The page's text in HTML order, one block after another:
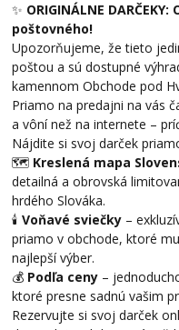
✨ ORIGINÁLNE
poštovného!
Upozorňujeme, že tieto
poštou a sú dostupné
kamennom Obchode pod
Priamo na predajni na vás
a vôní než na internete –
Nájdite si svoj darček
🗺️ Kreslená mapa
detailná a obrovská
hrdého Slováka.
🕯️Voňavé sviečky –
priamo v obchode, ktoré
najlepší výber.
💰 Podľa ceny –
ktoré presne sadnú vašim
Rezervujte si svoj darček